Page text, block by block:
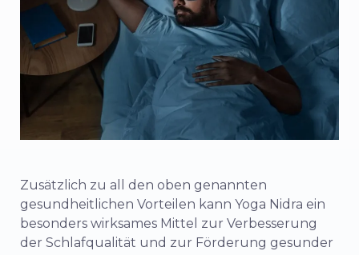
Zusätzlich zu all den oben genannten
gesundheitlichen Vorteilen kann Yoga Nidra ein
besonders wirksames Mittel zur Verbesserung
der Schlafqualität und zur Förderung gesunder